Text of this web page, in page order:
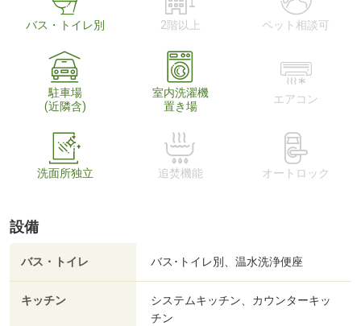
バス・トイレ別 2階以上 ペット相談可
駐車場
(近隣含)
室内洗濯機
置き場
エアコン
洗面所独立 追焚機能 オートロック
設備
バス・トイレ バス･トイレ別、温水洗浄便座
キッチン
システムキッチン、カウンターキッ
チン